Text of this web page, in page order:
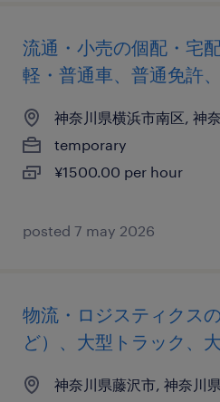
流通・小売の個配・宅
軽・普通車、普通免許
神奈川県横浜市南区, 神
temporary
¥1500.00 per hour
posted 7 may 2026
物流・ロジスティクス
ど）、大型トラック、
神奈川県藤沢市, 神奈川県